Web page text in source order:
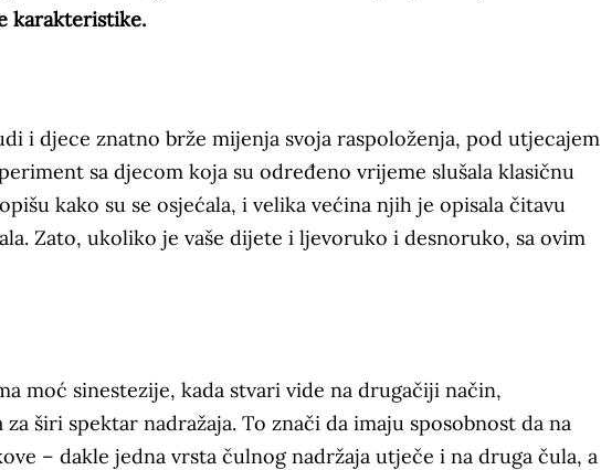
karakteristike.
i djece znatno brže mijenja svoja raspoloženja, pod utjecajem
sa djecom koja su određeno vrijeme slušala klasičnu
kako su se osjećala, i velika većina njih je opisala čitavu
Zato, ukoliko je vaše dijete i ljevoruko i desnoruko, sa ovim
moć sinestezije, kada stvari vide na drugačiji način,
širi spektar nadražaja. To znači da imaju sposobnost da na
– dakle jedna vrsta čulnog nadržaja utječe i na druga čula, a